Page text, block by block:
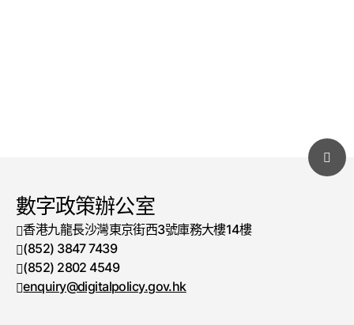
數字政策辦公室
香港九龍長沙灣東京街西3號庫務大樓14樓
電話號碼
(852) 3847 7439
傳真號碼
(852) 2802 4549
enquiry@digitalpolicy.gov.hk